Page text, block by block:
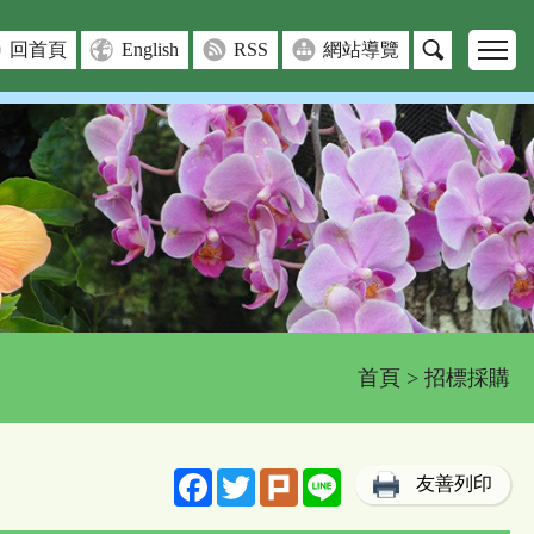
回首頁 English RSS 網站導覽
首頁 > 招標採購
FacebookTwitterPlurk Line 友善列印